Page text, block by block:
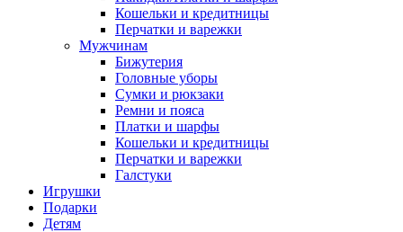
Кошельки и кредитницы
Перчатки и варежки
Мужчинам
Бижутерия
Головные уборы
Сумки и рюкзаки
Ремни и пояса
Платки и шарфы
Кошельки и кредитницы
Перчатки и варежки
Галстуки
Игрушки
Подарки
Детям